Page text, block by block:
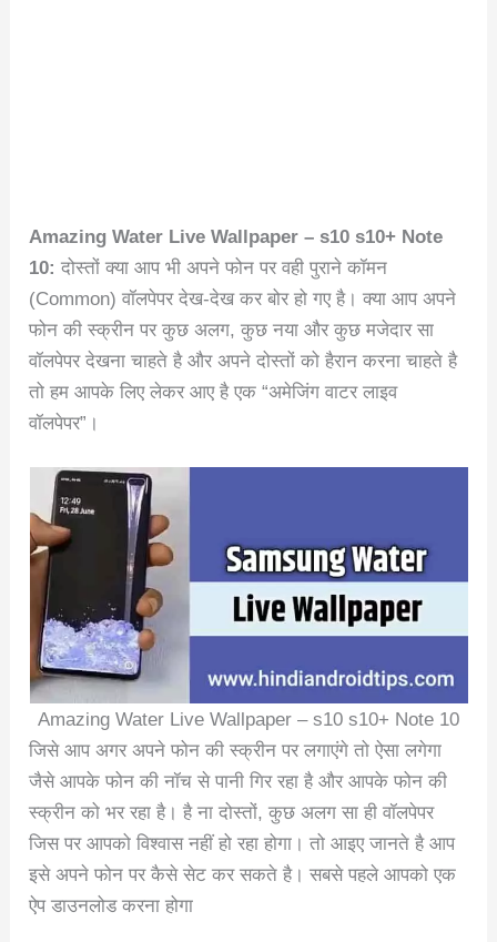
Amazing Water Live Wallpaper – s10 s10+ Note
10: दोस्तों क्या आप भी अपने फोन पर वही पुराने कॉमन
(Common) वॉलपेपर देख-देख कर बोर हो गए है। क्या आप अपने
फोन की स्क्रीन पर कुछ अलग, कुछ नया और कुछ मजेदार सा
वॉलपेपर देखना चाहते है और अपने दोस्तों को हैरान करना चाहते है
तो हम आपके लिए लेकर आए है एक “अमेजिंग वाटर लाइव
वॉलपेपर”।
Amazing Water Live Wallpaper – s10 s10+ Note 10
जिसे आप अगर अपने फोन की स्क्रीन पर लगाएंगे तो ऐसा लगेगा
जैसे आपके फोन की नॉच से पानी गिर रहा है और आपके फोन की
स्क्रीन को भर रहा है। है ना दोस्तों, कुछ अलग सा ही वॉलपेपर
जिस पर आपको विश्वास नहीं हो रहा होगा। तो आइए जानते है आप
इसे अपने फोन पर कैसे सेट कर सकते है। सबसे पहले आपको एक
ऐप डाउनलोड करना होगा